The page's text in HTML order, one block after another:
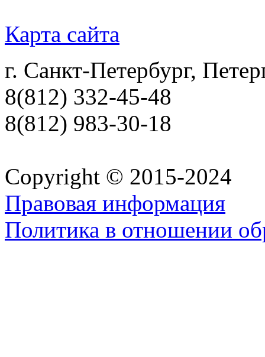
Карта сайта
г. Санкт-Петербург,
8(812) 332-45-48
8(812) 983-30-18
Copyright © 2015-2024
Правовая информация
Политика в отношении